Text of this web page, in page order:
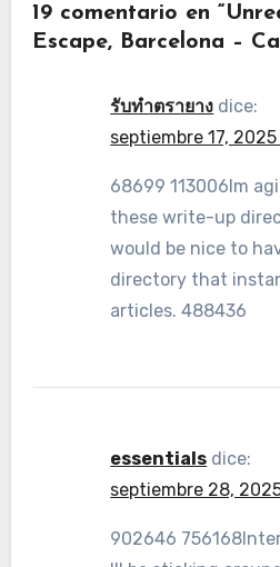
19 comentario en
Escape, Barcelona –
รับทำตรายาง dice:
septiembre 17,
68699 113006Im
these write-up
would be nice to
directory that
articles. 488436
essentials dice:
septiembre 28,
902646